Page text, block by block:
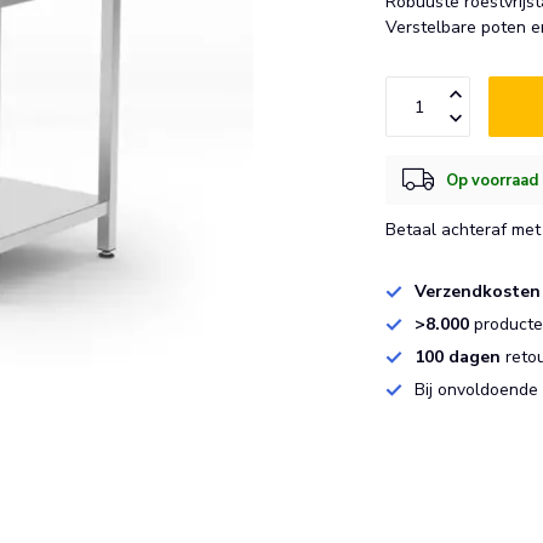
Verstelbare poten
Op
Betaal achteraf
Verzendkosten
>8.000
100 dagen
Bij